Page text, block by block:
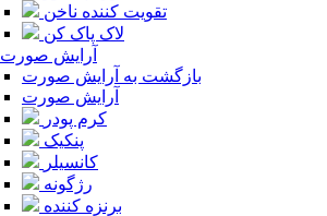
تقویت کننده ناخن
لاک پاک کن
آرایش صورت
بازگشت به آرایش صورت
آرایش صورت
کرم پودر
پنکیک
کانسیلر
رژگونه
برنزه کننده